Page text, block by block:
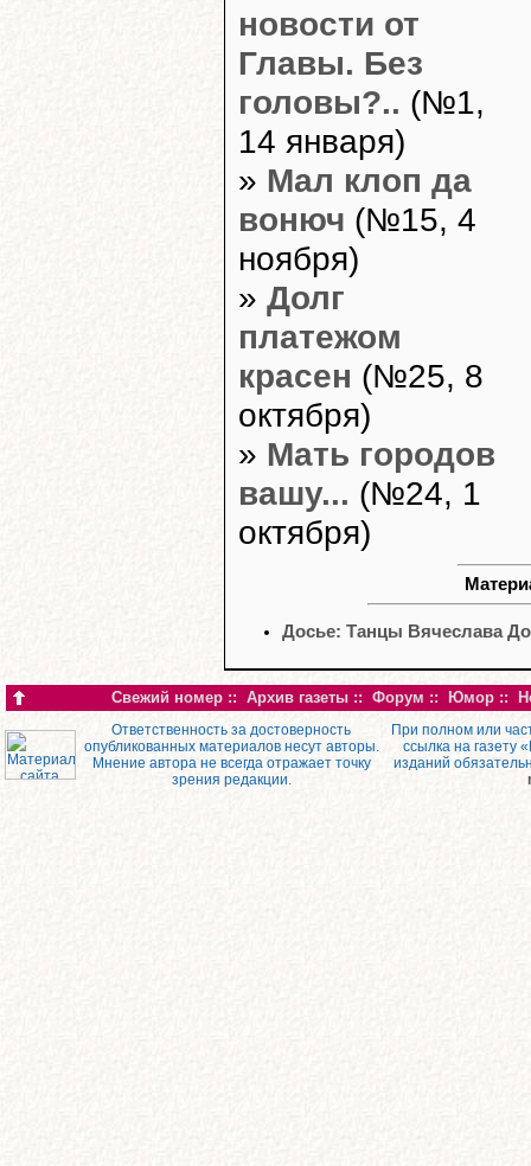
новости от
Главы. Без
головы?.. (№1,
14 января)
» Мал клоп да
вонюч (№15, 4
ноября)
» Долг
платежом
красен (№25, 8
октября)
» Мать городов
вашу... (№24, 1
октября)
Досье: Танцы Вячеслава
Свежий номер :: Архив газеты :: Форум :: Юмор ::
Ответственность за достоверность
опубликованных материалов несут авторы.
Мнение автора не всегда отражает точку
зрения редакции.
При полном или
ссылка на газету
изданий